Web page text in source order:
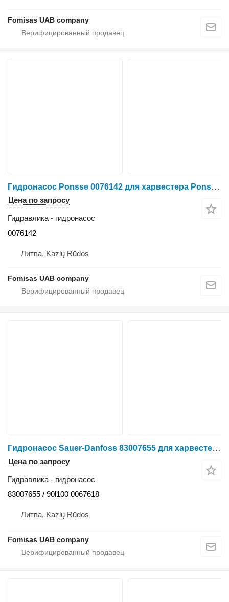
Fomisas UAB company
Гидронасос Ponsse 0076142 для харвестера Ponsse Ergo 6W
Цена по запросу
Гидравлика - гидронасос
0076142
Литва, Kazlų Rūdos
Fomisas UAB company
Гидронасос Sauer-Danfoss 83007655 для харвестера Ponsse Ergo 6 W
Цена по запросу
Гидравлика - гидронасос
83007655 / 90l100 0067618
Литва, Kazlų Rūdos
Fomisas UAB company